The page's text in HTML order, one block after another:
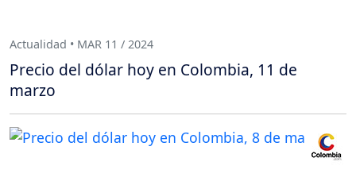
Actualidad • MAR 11 / 2024
Precio del dólar hoy en Colombia, 11 de
marzo